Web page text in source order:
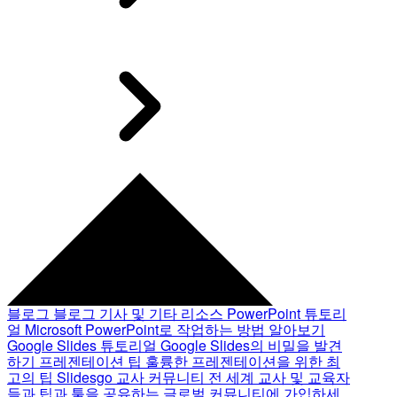
블로그 블로그 기사 및 기타 리소스 PowerPoint 튜토리
얼 Microsoft PowerPoint로 작업하는 방법 알아보기
Google Slides 튜토리얼 Google Slides의 비밀을 발견
하기 프레젠테이션 팁 훌륭한 프레젠테이션을 위한 최
고의 팁 Slidesgo 교사 커뮤니티 전 세계 교사 및 교육자